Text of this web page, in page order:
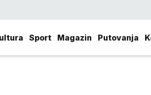
Sport Magazin Putovanja